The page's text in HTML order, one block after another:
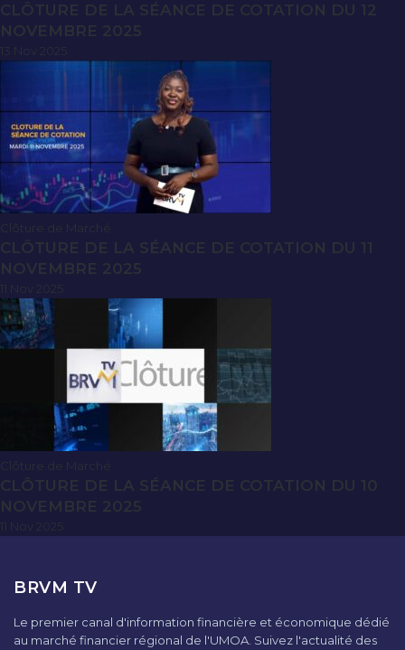
CLÔTURE DE LA SÉANCE DE COTATION DU 12
NOVEMBRE 2025
CLÔTURE DE LA SÉANCE DE COTATION DU 11
NOVEMBRE 2025
CLÔTURE DE LA SÉANCE DE COTATION DU 10
NOVEMBRE 2025
BRVM TV
Le premier canal d'information financière et économique dédié
au marché financier régional de l'UMOA. Suivez l'actualité des